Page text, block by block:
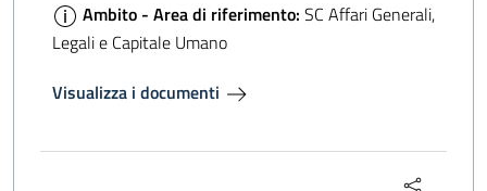
Ambito - Area di riferimento: SC Affari Generali,
Legali e Capitale Umano
Visualizza i documenti